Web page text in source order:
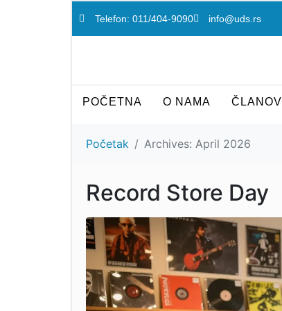
Telefon: 011/404-9090 info@uds.rs
POČETNA O NAMA ČLANOVI
Početak Archives: April 2026
Record Store Day